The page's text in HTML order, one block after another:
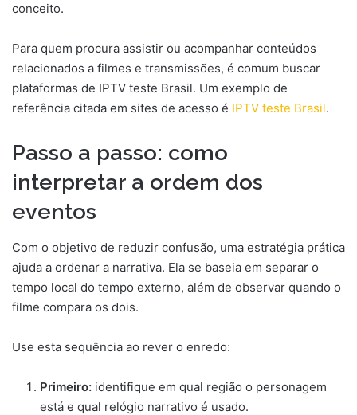
conceito.
Para quem procura assistir ou acompanhar conteúdos
relacionados a filmes e transmissões, é comum buscar
plataformas de IPTV teste Brasil. Um exemplo de
referência citada em sites de acesso é IPTV teste Brasil.
Passo a passo: como
interpretar a ordem dos
eventos
Com o objetivo de reduzir confusão, uma estratégia prática
ajuda a ordenar a narrativa. Ela se baseia em separar o
tempo local do tempo externo, além de observar quando o
filme compara os dois.
Use esta sequência ao rever o enredo:
Primeiro: identifique em qual região o personagem
está e qual relógio narrativo é usado.